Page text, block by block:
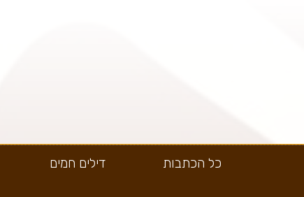
כל הכתבות דילים חמים